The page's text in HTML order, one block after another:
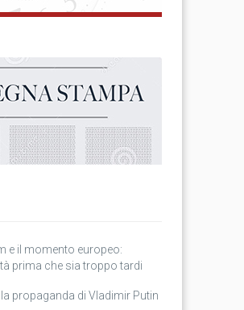
e il momento europeo:
prima che sia troppo tardi
propaganda di Vladimir Putin